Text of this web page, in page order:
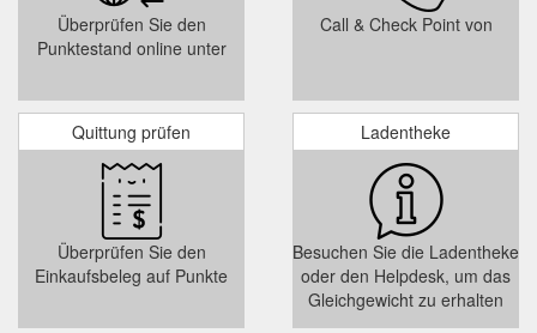
Überprüfen Sie den
Punktestand online unter
Call & Check Point von
Quittung prüfen
Überprüfen Sie den
Einkaufsbeleg auf Punkte
Ladentheke
Besuchen Sie die Ladentheke
oder den Helpdesk, um das
Gleichgewicht zu erhalten